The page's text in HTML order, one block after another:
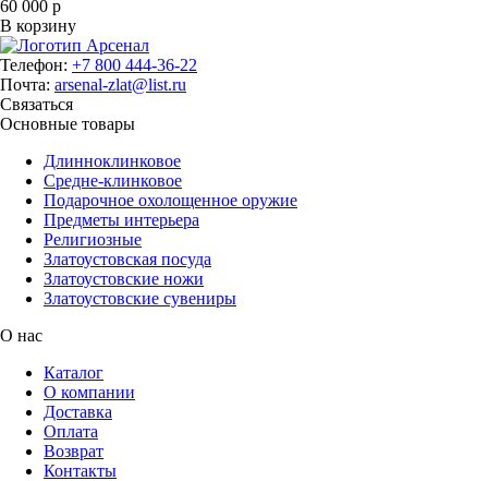
60 000 р
В корзину
Телефон: +7 800 444-36-22
Почта: arsenal-zlat@list.ru
Связаться
Основные товары
Длинноклинковое
Средне-клинковое
Подарочное охолощенное оружие
Предметы интерьера
Религиозные
Златоустовская посуда
Златоустовские ножи
Златоустовские сувениры
О нас
Каталог
О компании
Доставка
Оплата
Возврат
Контакты